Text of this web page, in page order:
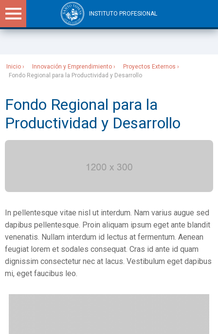
INSTITUTO PROFESIONAL
Inicio Innovación y Emprendimiento
Proyectos Externos
Fondo Regional para la Productividad y Desarrollo
Fondo Regional para la
Productividad y Desarrollo
In pellentesque vitae nisl ut interdum. Nam varius augue sed
dapibus pellentesque. Proin aliquam ipsum eget ante blandit
venenatis. Nullam interdum id lectus at fermentum. Aenean
feugiat lorem et sodales consequat. Cras id ante id quam
dignissim consectetur nec at lacus. Vestibulum eget dapibus
mi, eget faucibus leo.